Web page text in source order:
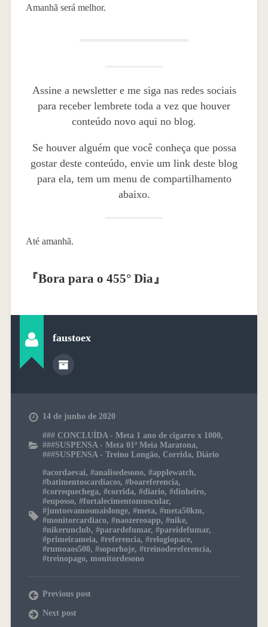
Amanhã será melhor.
Assine a newsletter e me siga nas redes sociais
para receber lembrete toda a vez que houver
conteúdo novo aqui no blog.
Se houver alguém que você conheça que possa
gostar deste conteúdo, envie um link deste blog
para ela, tem um menu de compartilhamento
abaixo.
Até amanhã.
『Bora para o 455° Dia』
faustoex
14 de junho de 2020
### CONCLUÍDA - Meta 1 ano de cigarro x 1000,
###SUSPENSA - Meta 01ª Meia Maratona,
###SUSPENSA - Treino Longão, Corrida, Diário
#acordaevai, #analisedesono, #applewatch,
#batimentoscardiacos, #boareferencia,
#correquechega, #corrida, #diario, #dinheiro,
#euposso, #fortalecimentomuscular,
#juntosvamosmaislonge, #meta, #meta50km,
#monitorcardiaco, #naozereoapp, #nike,
#nikerunclub, #parardefumar, #pareidefumar,
#primeirameia, #referencia, #relogiopace,
#rumoaos500, #soporhoje, #treinodereferencia,
#treinopago, monitordesono
Previous post
Next post